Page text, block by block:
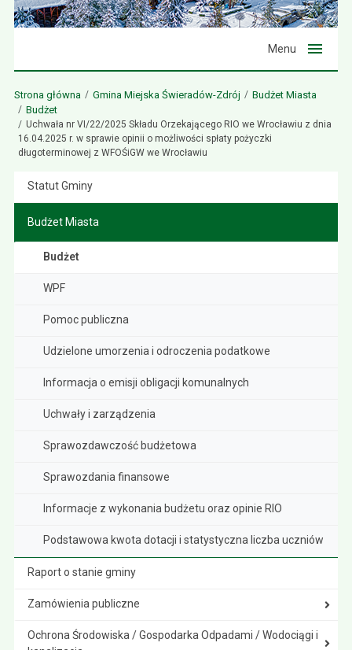
Menu
Strona główna Gmina Miejska Świeradów-Zdrój
Budżet Miasta
Budżet
Uchwała nr VI/22/2025 Składu Orzekającego RIO we Wrocławiu z dnia
16.04.2025 r. w sprawie opinii o możliwości spłaty pożyczki
długoterminowej z WFOŚiGW we Wrocławiu
Statut Gminy
Budżet Miasta
Budżet
WPF
Pomoc publiczna
Udzielone umorzenia i odroczenia podatkowe
Informacja o emisji obligacji komunalnych
Uchwały i zarządzenia
Sprawozdawczość budżetowa
Sprawozdania finansowe
Informacje z wykonania budżetu oraz opinie RIO
Podstawowa kwota dotacji i statystyczna liczba uczniów
Raport o stanie gminy
Zamówienia publiczne
Ochrona Środowiska / Gospodarka Odpadami / Wodociągi i